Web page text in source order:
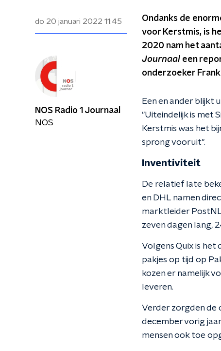
do 20 januari 2022 11:45
Ondanks de
voor Kerstmis, is
2020 nam het
Journaal een
onderzoeker Frank
Een en ander blijkt
"Uiteindelijk is met
Kerstmis was het
sprong vooruit".
Inventiviteit
De relatief late
en DHL namen
marktleider
zeven dagen lang,
Volgens Quix is het
pakjes op tijd op
kozen er namelijk
leveren.
Verder zorgden de
december vorig
mensen ook toe
NOS Radio 1 Journaal
NOS